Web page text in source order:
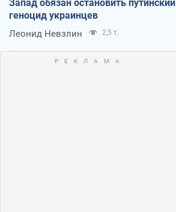
Запад обязан остановить путинский
геноцид украинцев
Леонид Невзлин 2,5 т.